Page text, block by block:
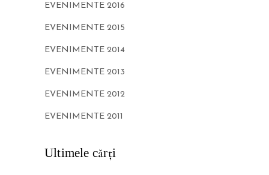
EVENIMENTE 2016
EVENIMENTE 2015
EVENIMENTE 2014
EVENIMENTE 2013
EVENIMENTE 2012
EVENIMENTE 2011
Ultimele cărţi